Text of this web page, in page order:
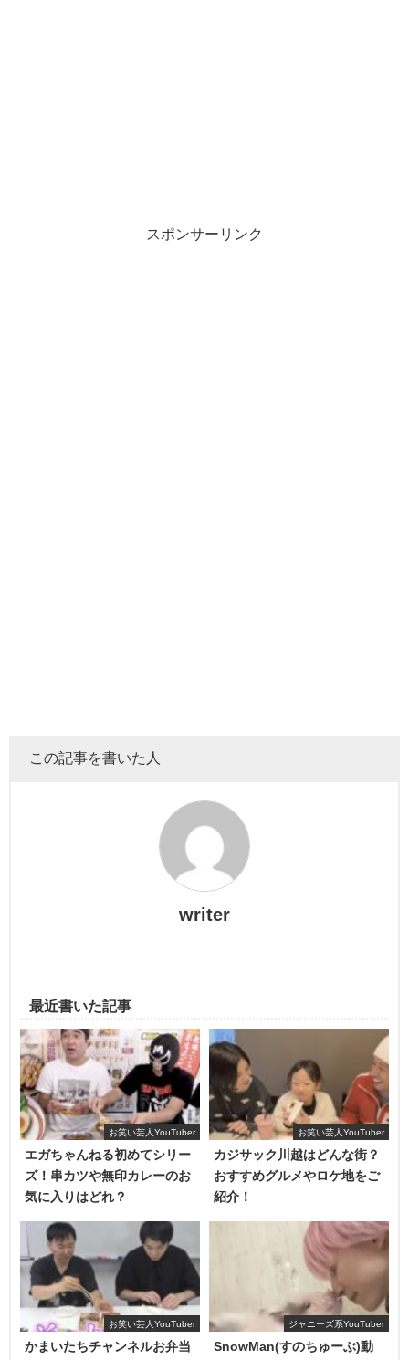
という内容ですが、昔から
みたいでちょっとしたことでも笑っ
てしまっている姿がとても面白いです。
過去一で笑った絶対に笑ってはいけないシリ
ーズ
こちらの動画は2017年6月3日に投稿されました。
スポンサーリンク
この記事を書いた人
writer
最近書いた記事
お笑い芸人YouTuber
エガちゃんねる初めてシリー
ズ！串カツや無印カレーのお
気に入りはどれ？
お笑い芸人YouTuber
カジサック川越はどんな街？
おすすめグルメやロケ地をご
紹介！
お笑い芸人YouTuber
かまいたちチャンネルお弁当
ジャニーズ系YouTuber
SnowMan(すのちゅーぶ)動